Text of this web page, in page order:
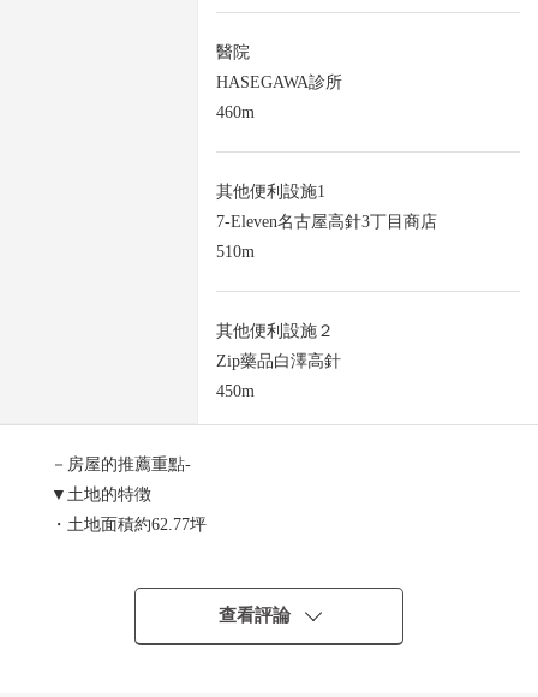
醫院
HASEGAWA診所
460m
其他便利設施1
7-Eleven名古屋高針3丁目商店
510m
其他便利設施２
Zip藥品白澤高針
450m
－房屋的推薦重點-
▼土地的特徴
・土地面積約62.77坪
・第一類低層住宅專用區
・不是建築包含條件待售土地
能在喜歡的House廠商、建築公司建造
查看評論